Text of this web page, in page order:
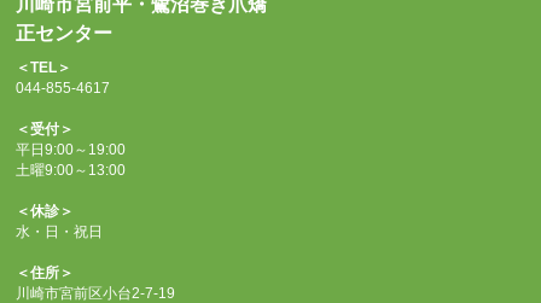
川崎市宮前平・鷺沼巻き爪矯
正センター
＜TEL＞
044-855-4617
＜受付＞
平日9:00～19:00
土曜9:00～13:00
＜休診＞
水・日・祝日
＜住所＞
川崎市宮前区小台2-7-19